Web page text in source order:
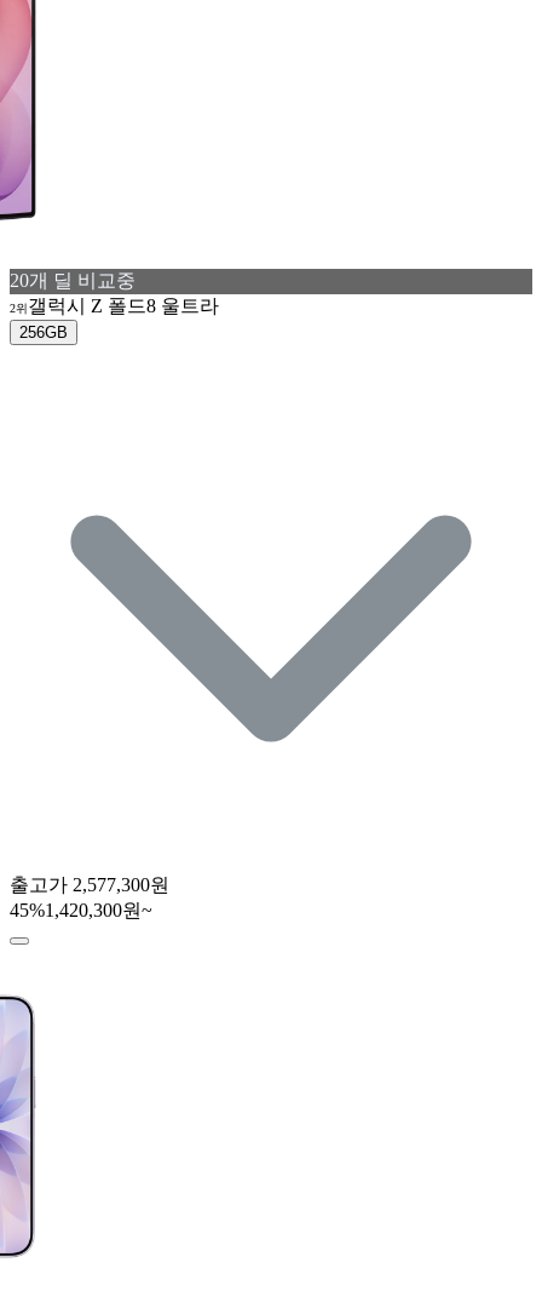
20개 딜 비교중
2위갤럭시 Z 폴드8 울트라
256GB
출고가 2,577,300원
45%1,420,300원~